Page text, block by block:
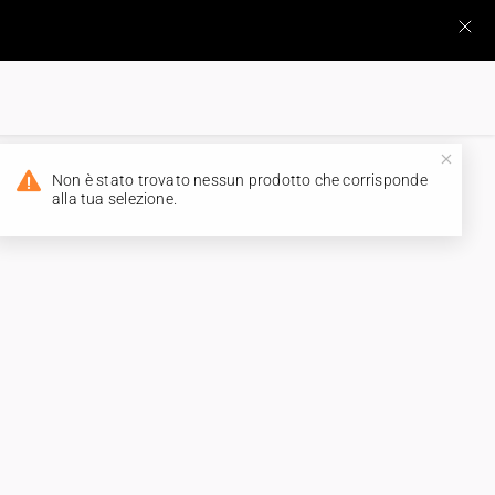
Non è stato trovato nessun prodotto che corrisponde
alla tua selezione.